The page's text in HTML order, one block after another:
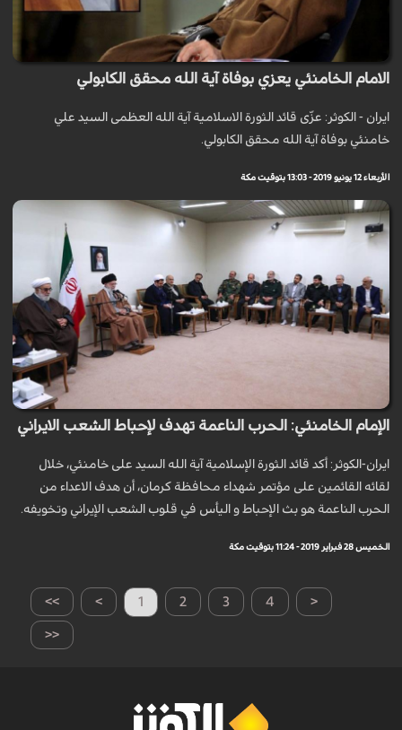
الامام الخامنئي يعزي بوفاة آية الله محقق الكابولي
ايران - الكوثر: عزّى قائد الثورة الاسلامية آية الله العظمى السيد علي
خامنئي بوفاة آية الله محقق الكابولي.
الأربعاء 12 يونيو 2019 - 13:03 بتوقيت مكة
الإمام الخامنئي: الحرب الناعمة تهدف لإحباط الشعب الايراني
ايران-الكوثر: أكد قائد الثورة الإسلامية آية الله السيد على خامنئي، خلال
لقائه القائمين على مؤتمر شهداء محافظة كرمان، أن هدف الاعداء من
الحرب الناعمة هو بث الإحباط و اليأس في قلوب الشعب الإيراني وتخويفه.
الخميس 28 فبراير 2019 - 11:24 بتوقيت مكة
>> > 1 2 3 4 <
<<